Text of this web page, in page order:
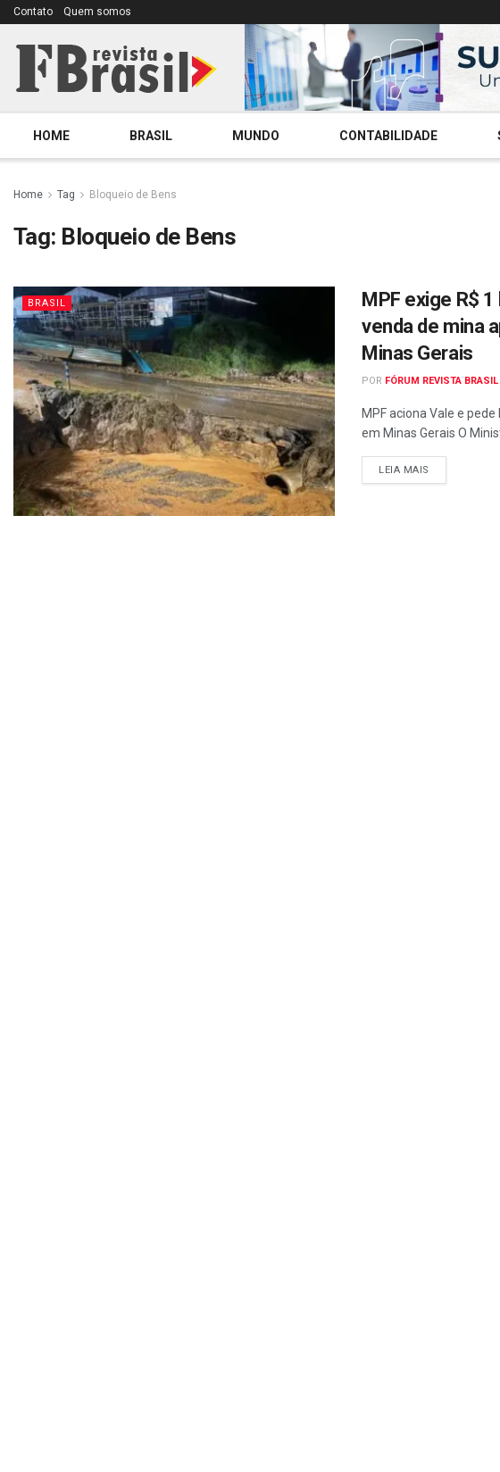
Contato Quem somos
HOME BRASIL MUNDO CONTABILIDADE
Home Tag Bloqueio de Bens
Tag: Bloqueio de Bens
BRASIL
MPF exige R$
venda de mina
Minas Gerais
POR FÓRUM REVISTA BRASIL
MPF aciona Vale e
em Minas Gerais O
LEIA MAIS